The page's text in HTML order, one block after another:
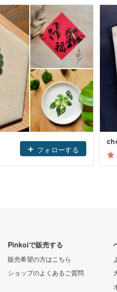
フォローする
Pinkoiで販売する
販売希望の方はこちら
ショップのよくあるご質問